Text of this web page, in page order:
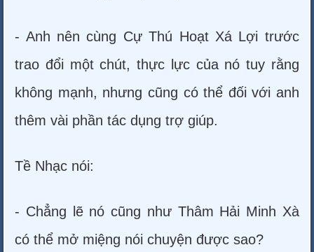
- Anh nên cùng Cự Thú Hoạt Xá Lợi trước
trao đổi một chút, thực lực của nó tuy rằng
không mạnh, nhưng cũng có thể đối với anh
thêm vài phần tác dụng trợ giúp.
Tề Nhạc nói:
- Chẳng lẽ nó cũng như Thâm Hải Minh Xà
có thể mở miệng nói chuyện được sao?